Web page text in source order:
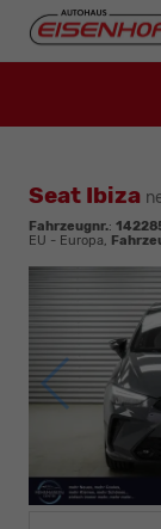
Seat Ibiza
Fahrzeugnr.:
EU - Europa,